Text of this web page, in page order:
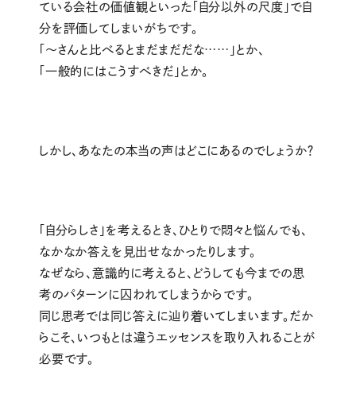
ている会社の価値観といった「自分以外の尺度」で自
分を評価してしまいがちです。
「〜さんと比べるとまだまだだな……」とか、
「一般的にはこうすべきだ」とか。
しかし、あなたの本当の声はどこにあるのでしょうか？
「自分らしさ」を考えるとき、ひとりで悶々と悩んでも、
なかなか答えを見出せなかったりします。
なぜなら、意識的に考えると、どうしても今までの思
考のパターンに囚われてしまうからです。
同じ思考では同じ答えに辿り着いてしまいます。だか
らこそ、いつもとは違うエッセンスを取り入れることが
必要です。